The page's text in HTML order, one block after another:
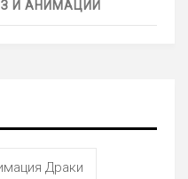
И АНИМАЦИЙ
Драки